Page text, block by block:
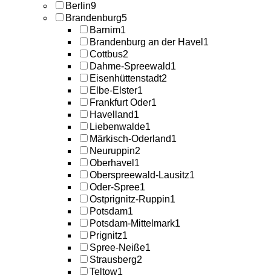
Berlin9
Brandenburg5
Barnim1
Brandenburg an der Havel 1
Cottbus2
Dahme-Spreewald1
Eisenhüttenstadt2
Elbe-Elster1
Frankfurt Oder1
Havelland1
Liebenwalde1
Märkisch-Oderland1
Neuruppin2
Oberhavel 1
Oberspreewald-Lausitz1
Oder-Spree1
Ostprignitz-Ruppin1
Potsdam1
Potsdam-Mittelmark1
Prignitz1
Spree-Neiße1
Strausberg2
Teltow1